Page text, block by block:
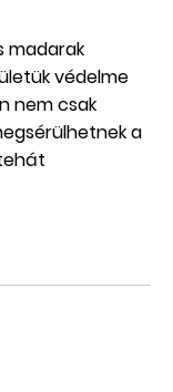
madarak
védelme
nem csak
a